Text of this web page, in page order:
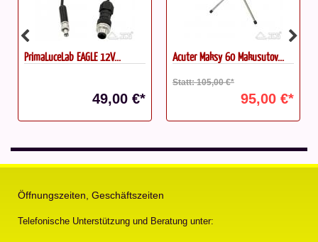
PrimaLuceLab EAGLE 12V...
49,00 €*
Acuter Maksy 60 Makusutov...
Statt: 105,00 €*
95,00 €*
Öffnungszeiten, Geschäftszeiten
Telefonische Unterstützung und Beratung unter: